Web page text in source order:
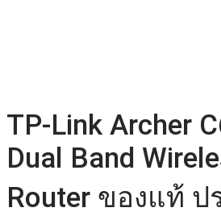
TP-Link Archer
Dual Band
Router ของแท้